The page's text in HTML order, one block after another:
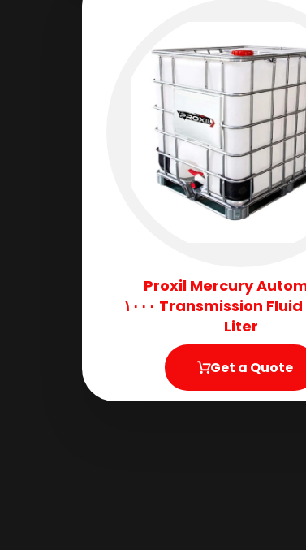
Proxil Mercury
Transmission Fluid​ Type A ١٠٠٠
Liter
Get a Quote